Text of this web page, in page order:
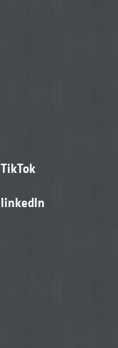
TikTok
linkedIn